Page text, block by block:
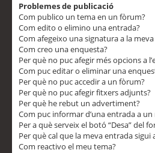
Problemes de publicació
Com publico un tema en un fòrum?
Com edito o elimino una entrada?
Com afegeixo una signatura a la
Com creo una enquesta?
Per què no puc afegir més opcions a
Com puc editar o eliminar una
Per què no puc accedir a un fòrum?
Per què no puc afegir fitxers adjunts?
Per què he rebut un advertiment?
Com puc informar d’una entrada a
Per a què serveix el botó “Desa” del
Per què cal que la meva entrada sigui
Com reactivo el meu tema?